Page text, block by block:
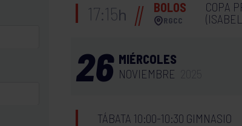
17:15h BOLOS
RGCC
COPA
26 MIÉRCOLES
NOVIEMBRE
TÁBATA 10:00-10:30 GIMNASIO